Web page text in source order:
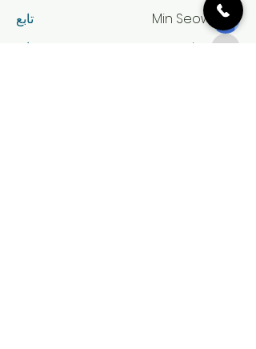
Min Seow
تابع
amina
تابع